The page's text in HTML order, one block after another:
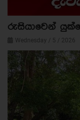
රුසියාවෙන්
Wednesday / 5 / 2026